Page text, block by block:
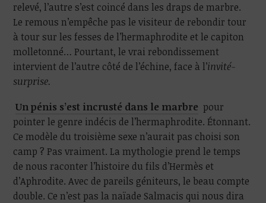
relevé, l’autre s’est coincé dans les draps de marbre.
Le remous n’empêche pas le visiteur de rebondir tour
à tour sur les fesses de l’hermaphrodite et le capiton
molletonné… Pourtant, le vrai rebondissement
intervient de l’autre côté de l’échine, face à l’invité-
surprise.
Un pénis s’est incrusté dans le marbre pour
pointer le genre indécis de l’hermaphrodite. Étonnant.
Ce modèle du troisième sexe n’aurait pas choisi son
camp ? Pas vraiment. La mythologie prend le temps
de nous raconter l’histoire du fils d’Hermès et
d’Aphrodite. Avec de pareils géniteurs, le beau compte
double. Ce n’est pas la naïade Salmacis qui nous dira